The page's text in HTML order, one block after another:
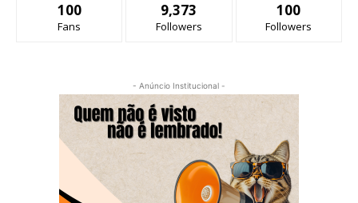
100
Fans
9,373
Followers
100
Followers
- Anúncio Institucional -